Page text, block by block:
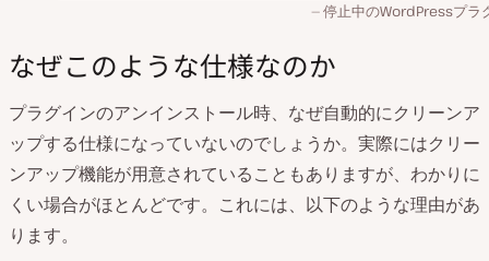
停止中のWordPressプラ
なぜこのような仕様なのか
プラグインのアンインストール時、なぜ自動的にクリーンア
ップする仕様になっていないのでしょうか。実際にはクリー
ンアップ機能が用意されていることもありますが、わかりに
くい場合がほとんどです。これには、以下のような理由があ
ります。